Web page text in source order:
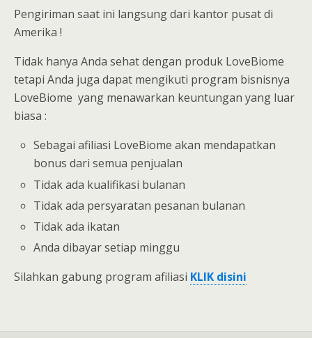
Pengiriman saat ini langsung dari kantor pusat di
Amerika !
Tidak hanya Anda sehat dengan produk LoveBiome
tetapi Anda juga dapat mengikuti program bisnisnya
LoveBiome yang menawarkan keuntungan yang luar
biasa :
Sebagai afiliasi LoveBiome akan mendapatkan
bonus dari semua penjualan
Tidak ada kualifikasi bulanan
Tidak ada persyaratan pesanan bulanan
Tidak ada ikatan
Anda dibayar setiap minggu
Silahkan gabung program afiliasi KLIK disini